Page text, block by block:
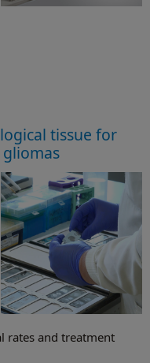
tissue for
rates and treatment